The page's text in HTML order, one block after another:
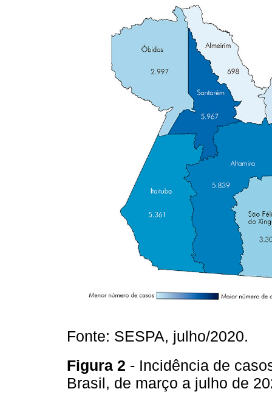
Fonte: SESPA, julho/2020.
Figura 2 - Incidência de
Brasil, de março a julho de